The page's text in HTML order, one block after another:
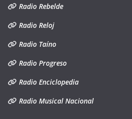
Radio Rebelde
Radio Reloj
Radio Taíno
Radio Progreso
Radio Enciclopedia
Radio Musical Nacional